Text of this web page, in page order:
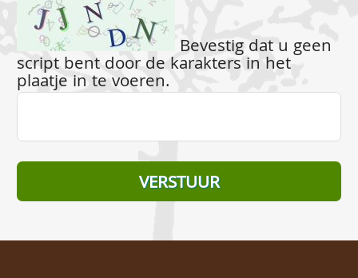
Bevestig dat u geen
script bent door de karakters in het
plaatje in te voeren.